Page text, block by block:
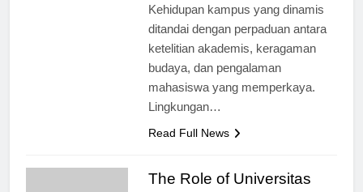
lebih dari 38.000 mahasiswa.
Kehidupan kampus yang dinamis
ditandai dengan perpaduan antara
ketelitian akademis, keragaman
budaya, dan pengalaman
mahasiswa yang memperkaya.